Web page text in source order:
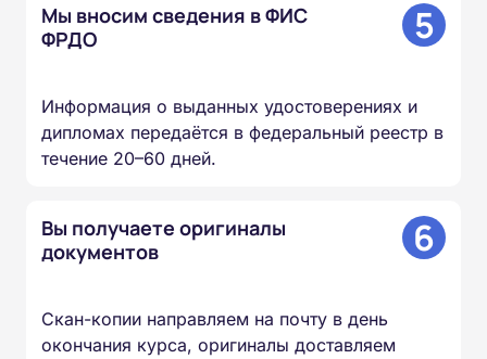
Мы вносим сведения в ФИС
ФРДО
5
Информация о выданных удостоверениях и
дипломах передаётся в федеральный реестр в
течение 20–60 дней.
Вы получаете оригиналы
документов
6
Скан-копии направляем на почту в день
окончания курса, оригиналы доставляем